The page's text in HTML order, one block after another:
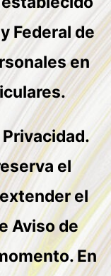
Federal de
en
el
el
Aviso de
En